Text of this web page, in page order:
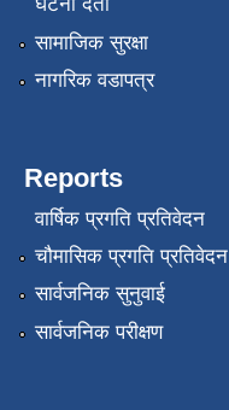
घटना दर्ता
सामाजिक सुरक्षा
नागरिक वडापत्र
Reports
वार्षिक प्रगति प्रतिवेदन
चौमासिक प्रगति प्रतिवेदन
सार्वजनिक सुनुवाई
सार्वजनिक परीक्षण